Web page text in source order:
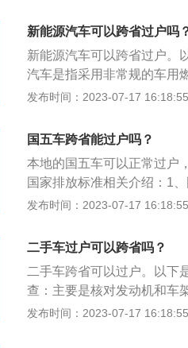
主把相关的档案带回要上户
登记证，原行驶证，原车主
新能源汽车可以跨省过户吗
新能源汽车可以跨省过户。
汽车是指采用非常规的车用
车载动力装置)，综合车辆的
电动汽车、混合动力汽车、
发布时间：2023-07-17 16:18:55
国五车跨省能过户吗？
本地的国五车可以正常过户
国家排放标准相关介绍：1
简称“国五标准”。其排放控
国四相比，轻型车氮氧化物
辆，目前本地过户还是可以
会限制国五新车上牌，主要
二手车市场上的国五排量的
发布时间：2023-07-17 16:18:55
二手车过户可以跨省吗？
二手车跨省可以过户。以下
查：主要是核对发动机和车
等。2、开具二手车交易发
发布时间：2023-07-17 16:18:55